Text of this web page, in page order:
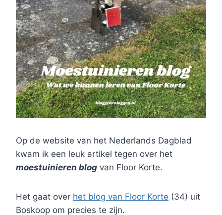
Op de website van het Nederlands Dagblad
kwam ik een leuk artikel tegen over het
moestuinieren blog van Floor Korte.
Het gaat over het blog van Floor Korte (34) uit
Boskoop om precies te zijn.